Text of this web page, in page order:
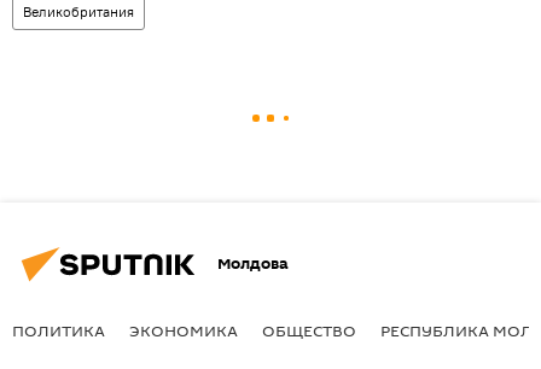
Великобритания
Молдова
ПОЛИТИКА ЭКОНОМИКА ОБЩЕСТВО РЕСПУБЛИКА